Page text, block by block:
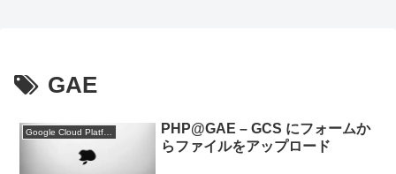
GAE
Google Cloud Platform
PHP@GAE – GCS にフォームか
らファイルをアップロード